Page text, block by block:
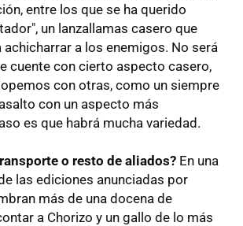
entre los que se ha querido
un lanzallamas casero que
achicharrar a los enemigos. No será
cuente con cierto aspecto casero,
con otras, como un siempre
con un aspecto más
es que habrá mucha variedad.
o resto de aliados? En una
las ediciones anunciadas por
más de una docena de
a Chorizo y un gallo de lo más